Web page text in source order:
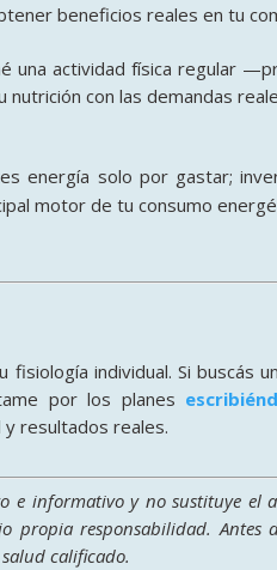
beneficios reales en tu
una actividad física regular
nutrición con las demandas
energía solo por gastar;
motor de tu consumo
fisiología individual. Si buscás
por los planes
resultados reales.
informativo y no sustituye el
propia responsabilidad.
calificado.